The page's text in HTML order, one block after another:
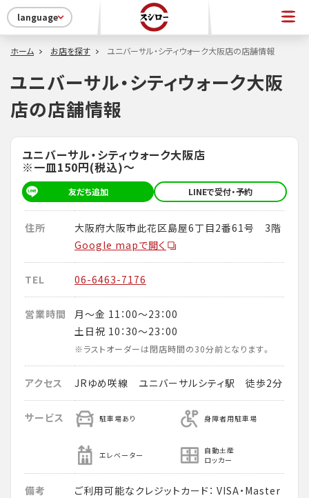
language
ホーム お店を探す ユニバーサル・シティウォーク大阪店の店舗情報
ユニバーサル・シティウォーク大阪
店の店舗情報
ユニバーサル・シティウォーク大阪店
※一皿150円(税込)～
友だち追加 LINEで受付・予約
住所
大阪府大阪市此花区島屋6丁目2番61号 3階
Google mapで開く
TEL 06-6463-7176
営業時間
月～金 11：00～23：00
土日祝 10：30～23：00
※ラストオーダーは閉店時間の30分前となります。
アクセス JRゆめ咲線 ユニバーサルシティ駅 徒歩2分
サービス 駐車場あり 身障者用駐車場
エレベーター
自動土産
ロッカー
備考
ご利用可能なクレジットカード： VISA・Master